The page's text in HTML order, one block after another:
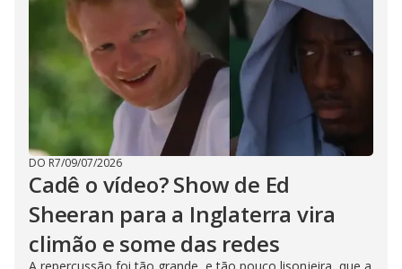
DO R7/09/07/2026
Cadê o vídeo? Show de Ed
Sheeran para a Inglaterra vira
climão e some das redes